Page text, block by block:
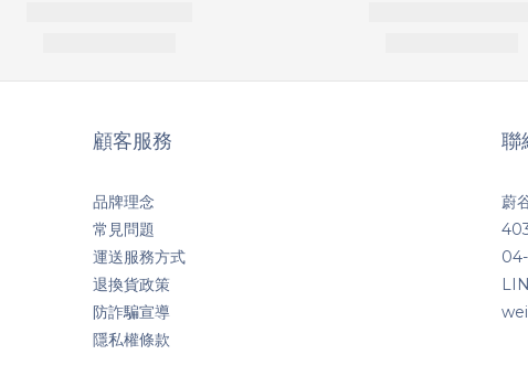
顧客服務
品牌理念
常見問題
運送服務方式
退換貨政策
防詐騙宣導
隱私權條款
聯
蔚